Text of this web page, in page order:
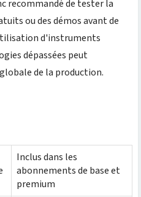
recommandé de tester la
ou des démos avant de
d'instruments
dépassées peut
de la production.
Inclus dans les
abonnements de base et
premium